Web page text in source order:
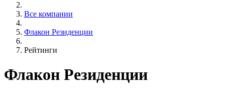
Все компании
Флакон Резиденции
Рейтинги
Флакон Резиденции